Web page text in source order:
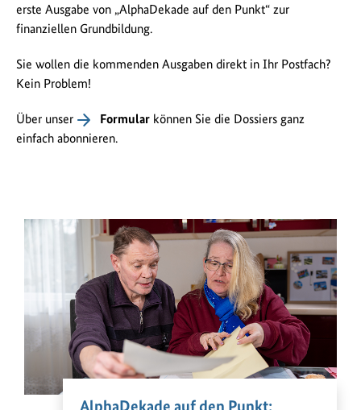
erste Ausgabe von „AlphaDekade auf den Punkt“ zur
finanziellen Grundbildung.
Sie wollen die kommenden Ausgaben direkt in Ihr Postfach?
Kein Problem!
Über unser Formular können Sie die Dossiers ganz
einfach abonnieren.
AlphaDekade auf den Punkt: